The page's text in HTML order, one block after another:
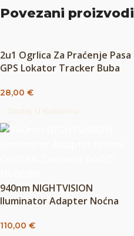
Povezani proizvodi
2u1 Ogrlica Za Praćenje Pasa
GPS Lokator Tracker Buba
28,00 €
940nm NIGHTVISION
Iluminator Adapter Noćna
NV008P
110,00 €